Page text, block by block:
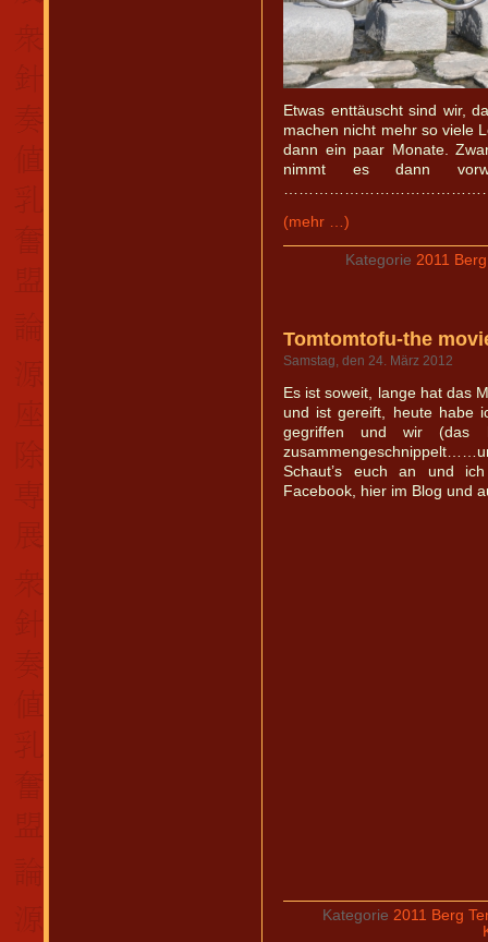
Etwas enttäuscht sind wir,
machen nicht mehr so viele
dann ein paar Monate.
nimmt es dann
(mehr …)
Kategorie 2011
Tomtomtofu-the
Samstag, den 24. März 2012
Es ist soweit, lange hat das
und ist gereift, heute habe
gegriffen und wir (das
Schaut’s euch an und
Facebook, hier im Blog
Kategorie 2011 Berg